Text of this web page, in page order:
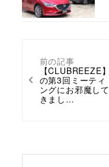
前の記事
【CLUBREEZE】
の第3回ミーティ
ングにお邪魔して
きまし…